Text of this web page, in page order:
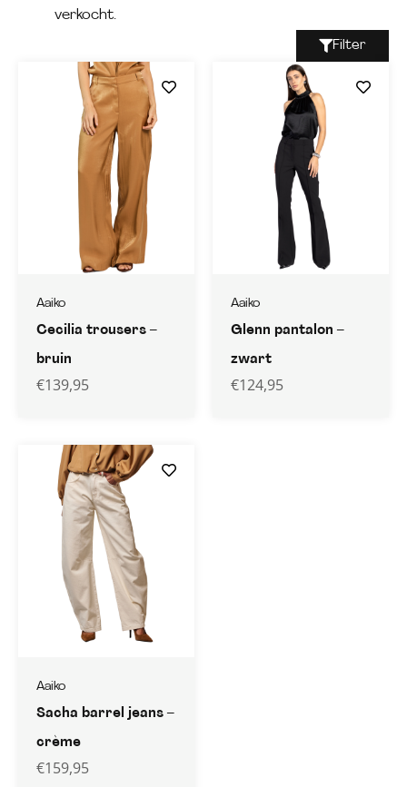
verkocht.
Filter
Aaiko
Cecilia trousers –
bruin
€139,95
Aaiko
Glenn pantalon –
zwart
€124,95
Aaiko
Sacha barrel jeans –
crème
€159,95